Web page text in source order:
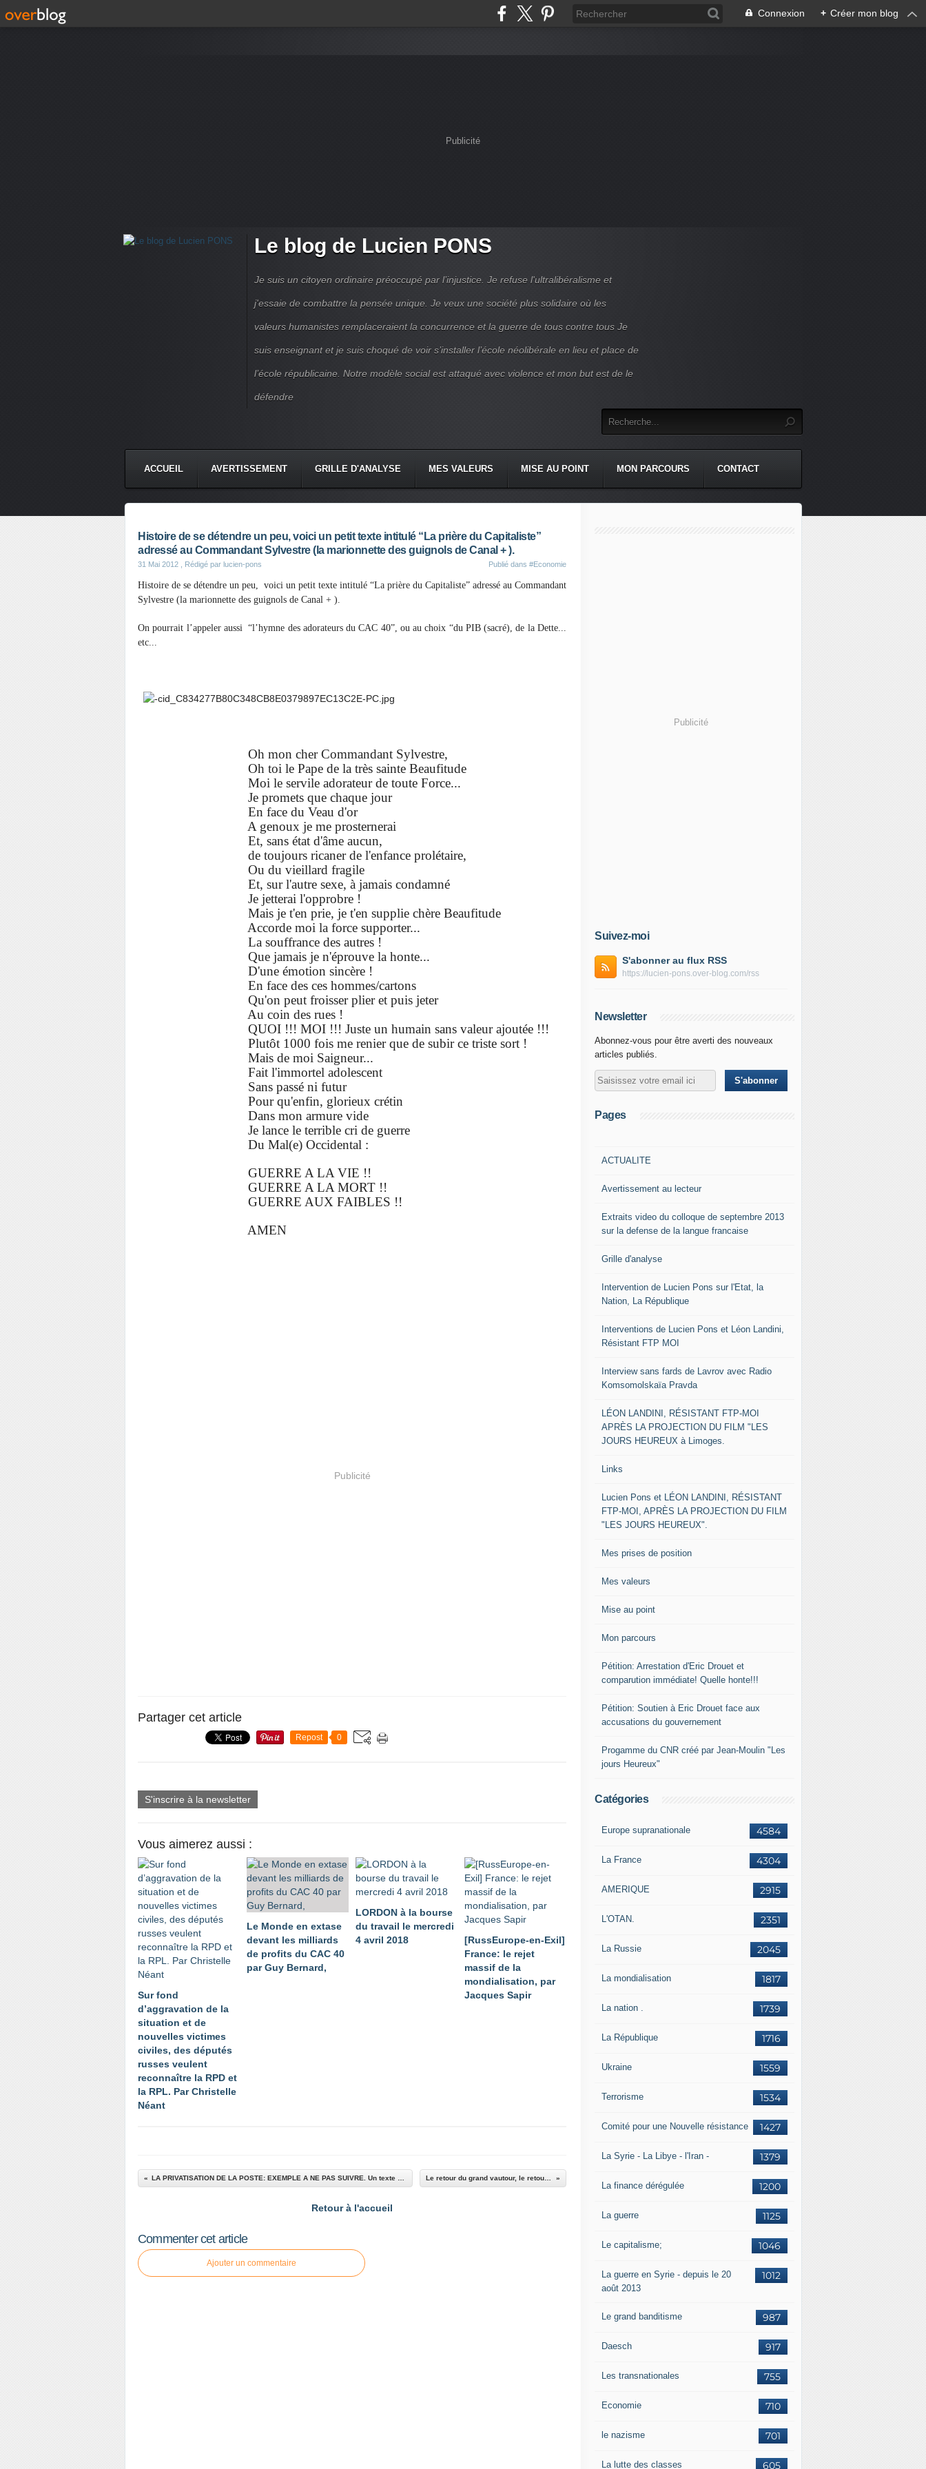
Connexion + Créer mon blog
Publicité
Le blog de Lucien PONS
Je suis un citoyen ordinaire préoccupé par l’injustice. Je refuse l'ultralibéralisme et
j'essaie de combattre la pensée unique. Je veux une société plus solidaire où les
valeurs humanistes remplaceraient la concurrence et la guerre de tous contre tous Je
suis enseignant et je suis choqué de voir s’installer l’école néolibérale en lieu et place de
l’école républicaine. Notre modèle social est attaqué avec violence et mon but est de le
défendre
ACCUEIL AVERTISSEMENT GRILLE D'ANALYSE MES VALEURS MISE AU POINT MON PARCOURS CONTACT
Histoire de se détendre un peu, voici un petit texte intitulé “La prière du Capitaliste”
adressé au Commandant Sylvestre (la marionnette des guignols de Canal + ).
31 Mai 2012 , Rédigé par lucien-pons Publié dans #Economie
Histoire de se détendre un peu, voici un petit texte intitulé “La prière du Capitaliste” adressé au Commandant
Sylvestre (la marionnette des guignols de Canal + ).
On pourrait l’appeler aussi “l’hymne des adorateurs du CAC 40”, ou au choix “du PIB (sacré), de la Dette...
etc...
Oh mon cher Commandant Sylvestre,
Oh toi le Pape de la très sainte Beaufitude
Moi le servile adorateur de toute Force...
Je promets que chaque jour
En face du Veau d'or
A genoux je me prosternerai
Et, sans état d'âme aucun,
de toujours ricaner de l'enfance prolétaire,
Ou du vieillard fragile
Et, sur l'autre sexe, à jamais condamné
Je jetterai l'opprobre !
Mais je t'en prie, je t'en supplie chère Beaufitude
Accorde moi la force supporter...
La souffrance des autres !
Que jamais je n'éprouve la honte...
D'une émotion sincère !
En face des ces hommes/cartons
Qu'on peut froisser plier et puis jeter
Au coin des rues !
QUOI !!! MOI !!! Juste un humain sans valeur ajoutée !!!
Plutôt 1000 fois me renier que de subir ce triste sort !
Mais de moi Saigneur...
Fait l'immortel adolescent
Sans passé ni futur
Pour qu'enfin, glorieux crétin
Dans mon armure vide
Je lance le terrible cri de guerre
Du Mal(e) Occidental :
GUERRE A LA VIE !!
GUERRE A LA MORT !!
GUERRE AUX FAIBLES !!
AMEN
Publicité
Partager cet article
Repost 0
S'inscrire à la newsletter
Vous aimerez aussi :
Sur fond
d’aggravation de la
situation et de
nouvelles victimes
civiles, des députés
russes veulent
reconnaître la RPD et
la RPL. Par Christelle
Néant
Le Monde en extase
devant les milliards
de profits du CAC 40
par Guy Bernard,
LORDON à la bourse
du travail le mercredi
4 avril 2018
[RussEurope-en-Exil]
France: le rejet
massif de la
mondialisation, par
Jacques Sapir
Retour à l'accueil
Commenter cet article
Ajouter un commentaire
Publicité
Suivez-moi
S'abonner au flux RSS
https://lucien-pons.over-blog.com/rss
Newsletter
Abonnez-vous pour être averti des nouveaux
articles publiés.
Pages
ACTUALITE
Avertissement au lecteur
Extraits video du colloque de septembre 2013
sur la defense de la langue francaise
Grille d'analyse
Intervention de Lucien Pons sur l'Etat, la
Nation, La République
Interventions de Lucien Pons et Léon Landini,
Résistant FTP MOI
Interview sans fards de Lavrov avec Radio
Komsomolskaïa Pravda
LÉON LANDINI, RÉSISTANT FTP-MOI
APRÈS LA PROJECTION DU FILM "LES
JOURS HEUREUX à Limoges.
Links
Lucien Pons et LÉON LANDINI, RÉSISTANT
FTP-MOI, APRÈS LA PROJECTION DU FILM
"LES JOURS HEUREUX".
Mes prises de position
Mes valeurs
Mise au point
Mon parcours
Pétition: Arrestation d'Eric Drouet et
comparution immédiate! Quelle honte!!!
Pétition: Soutien à Eric Drouet face aux
accusations du gouvernement
Progamme du CNR créé par Jean-Moulin "Les
jours Heureux"
Catégories
4584
Europe supranationale
4304
La France
2915
AMERIQUE
2351
L'OTAN.
2045
La Russie
1817
La mondialisation
1739
La nation .
1716
La République
1559
Ukraine
1534
Terrorisme
1427
Comité pour une Nouvelle résistance
1379
La Syrie - La Libye - l'Iran -
1200
La finance dérégulée
1125
La guerre
1046
Le capitalisme;
1012
La guerre en Syrie - depuis le 20
août 2013
987
Le grand banditisme
917
Daesch
755
Les transnationales
710
Economie
701
le nazisme
605
La lutte des classes